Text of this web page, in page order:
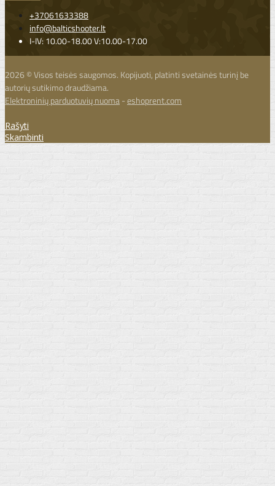
+37061633388
info@balticshooter.lt
I-IV: 10.00-18.00 V:10.00-17.00
2026 © Visos teisės saugomos. Kopijuoti, platinti svetainės turinį be
autorių sutikimo draudžiama.
Elektroninių parduotuvių nuoma-eshoprent.com
Rašyti
Skambinti